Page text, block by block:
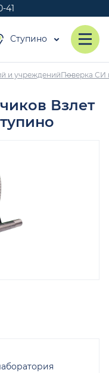
41
Ступино
и учрежденийПоверка СИ
Взлет